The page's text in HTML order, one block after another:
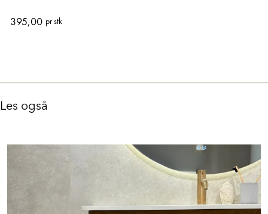
395,00 pr stk
Les også